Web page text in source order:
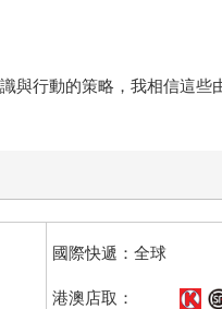
行動的策略，我相信這些
國際快遞：全球
港澳店取：